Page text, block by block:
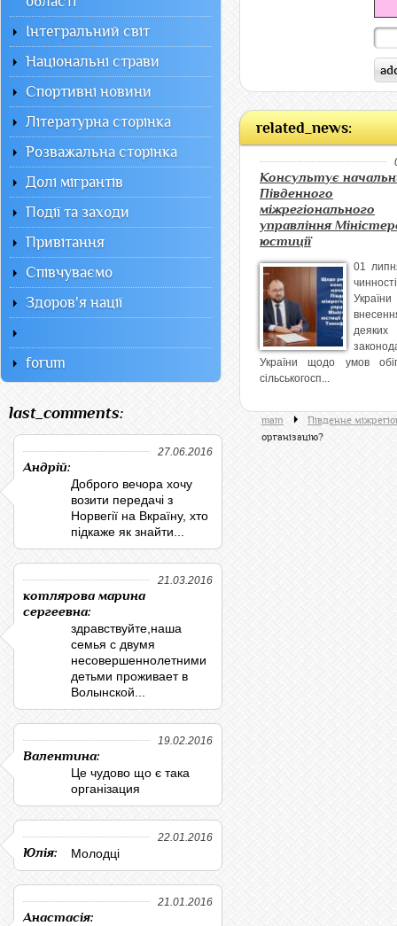
related_news:
Консультує
Південного
міжрегіонального
управління
юстиції
01
деяких
України щодо умов
сільськогосп...
main
Південне
організацію?
Інтегральний світ
Національні страви
Спортивні новини
Літературна сторінка
Розважальна сторінка
Долі мігрантів
Події та заходи
Привітання
Співчуваємо
Здоров'я нації
forum
last_comments:
27.06.2016
Андрій:
Доброго вечора хочу
возити передачі з
Норвегії на Вкраїну, хто
підкаже як знайти...
21.03.2016
котлярова марина
сергеевна:
здравствуйте,наша
семья с двумя
несовершеннолетними
детьми проживает в
Волынской...
19.02.2016
Валентина:
Це чудово що є така
організация
22.01.2016
Юлія: Молодці
21.01.2016
Анастасія: